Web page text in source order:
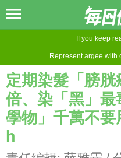
If you keep
Represent argee with
定期染髮「膀
倍、染「黑」
學物」千萬不
h